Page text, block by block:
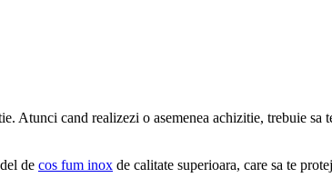
Atunci cand realizezi o asemenea achizitie, trebuie
de cos fum inox de calitate superioara, care sa te